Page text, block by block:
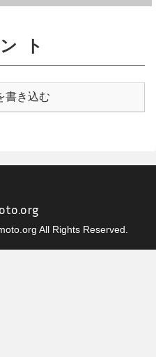
ト
書き込む
All Rights Reserved.